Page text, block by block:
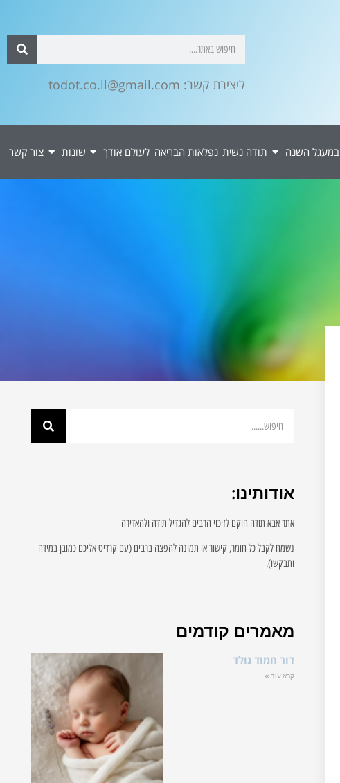
ליצירת קשר: todot.co.il@gmail.com
במעגל השנה תודה נשית נפלאות הבריאה לעולם אודך שונות צור קשר
אודותינו:
אתר אבא תודה הוקם לזיכוי הרבים להגדיל תודה ולהאדירה
נשמח לקבל כל חומר, קישור או תמונה להפצה ברבים (עם קרדיט אליכם כמובן במידה
ותבקשו).
מאמרים קודמים
דור חמוד נולד
קרא עוד »